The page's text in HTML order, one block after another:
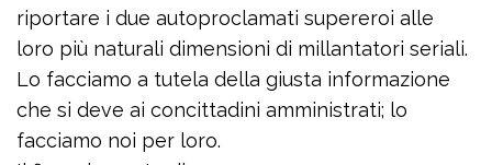
riportare i due autoproclamati supereroi alle
loro più naturali dimensioni di millantatori seriali.
Lo facciamo a tutela della giusta informazione
che si deve ai concittadini amministrati; lo
facciamo noi per loro.